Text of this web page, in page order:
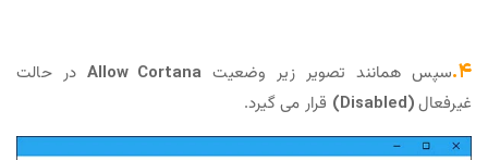
تصویر زیر وضعیت Allow Cortanaدر حالت
قرار می گیرد.